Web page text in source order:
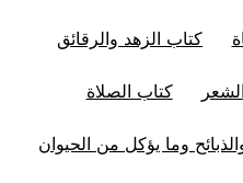
كتاب الزهد والرقائق
كتاب الصلاة
وما يؤكل من الحيوان